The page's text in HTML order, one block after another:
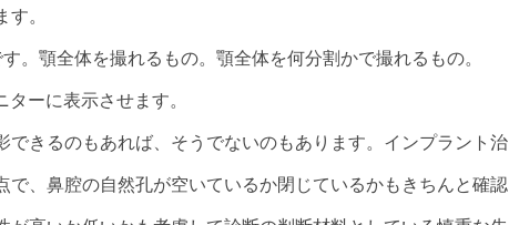
。
。顎全体を撮れるもの。顎全体を何分割かで撮れるもの。
ーに表示させます。
できるのもあれば、そうでないのもあります。インプラント治
で、鼻腔の自然孔が空いているか閉じているかもきちんと確認